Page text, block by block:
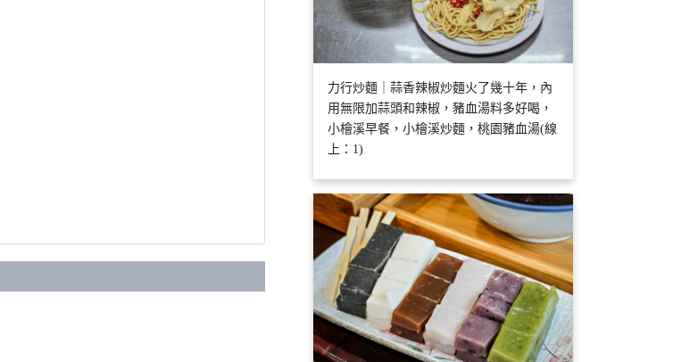
力行炒麵｜蒜香辣椒炒麵火了幾十年，內
用無限加蒜頭和辣椒，豬血湯料多好喝，
小檜溪早餐，小檜溪炒麵，桃園豬血湯(線
上：1)